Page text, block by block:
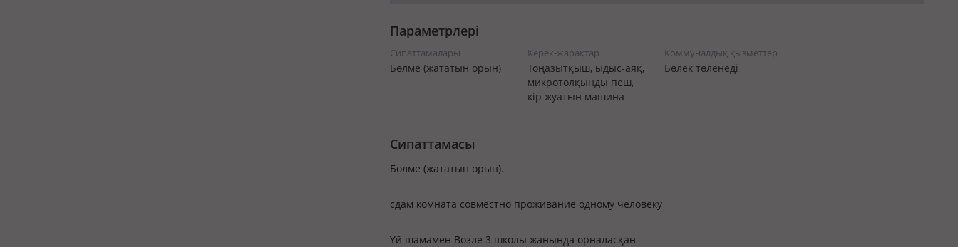
Параметрлері
Сипаттамалары
Бөлме (жататын орын)
Керек-жарақтар
Тоңазытқыш, ыдыс-аяқ,
микротолқынды пеш,
кір жуатын машина
Коммуналдық қызметтер
Бөлек төленеді
Сипаттамасы
Бөлме (жататын орын).
сдам комната совместно проживание одному человеку
Үй шамамен Возле 3 школы жанында орналасқан